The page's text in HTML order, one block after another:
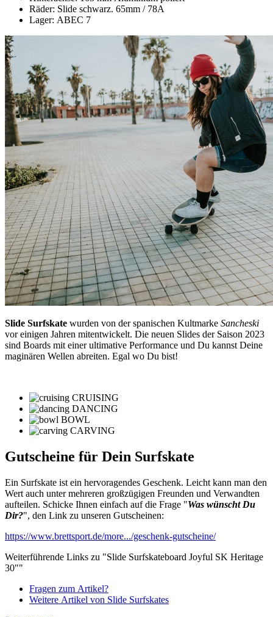
Räder: Slide schwarz. 65mm / 78A
Lager: ABEC 7
Slide Surfskate wurden von der spanischen Kultmarke Sancheski
vor einigen Jahren mitentwickelt. Die neuen Slides der Saison 2023
sind Boards mit einer ultimative Performance und Du kannst Deine
maginären Wellen abreiten. Egal wo Du bist!
CRUISING
DANCING
BOWL
CARVING
Gutscheine für Dein Surfskate
Ein Surfskate ist ein hervoragendes Geschenk. Leicht kann man den
Wert auch unter mehreren großzügigen Freunden und Verwandten
aufteilen. Schicke Ihnen einfach auf die Frage "Was wünscht Du
Dir?", den Link zu unseren Gutscheinen:
https://www.brettsport.de/more.../geschenk-gutscheine/
Weiterführende Links zu "Slide Surfskateboard Joyful SK Heritage
30""
Fragen zum Artikel?
Weitere Artikel von Slide Surfskates